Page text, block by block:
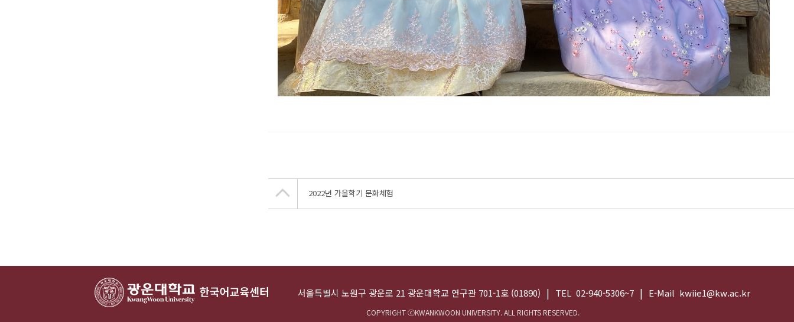
2022년 가을학기 문화체험
서울특별시 노원구 광운로 21 광운대학교 연구관 701-1호 (01890) TEL 02-940-5306~7 E-Mail kwiie1@kw.ac.kr
COPYRIGHT ⓒKWANKWOON UNIVERSITY. ALL RIGHTS RESERVED.